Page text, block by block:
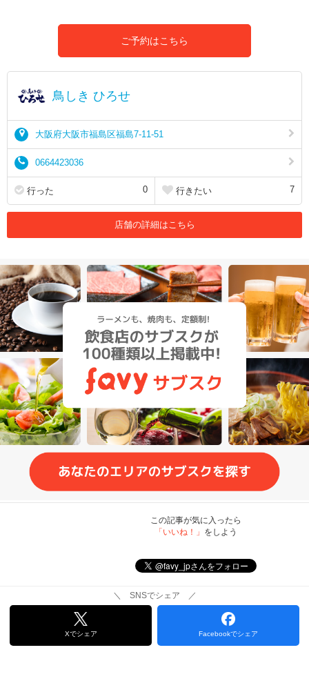
ご予約はこちら
鳥しき ひろせ
大阪府大阪市福島区福島7-11-51
0664423036
行った 0 行きたい 7
店舗の詳細はこちら
この記事が気に入ったら
「いいね！」 をしよう
＼ SNSでシェア ／
Xでシェア Facebookでシェア